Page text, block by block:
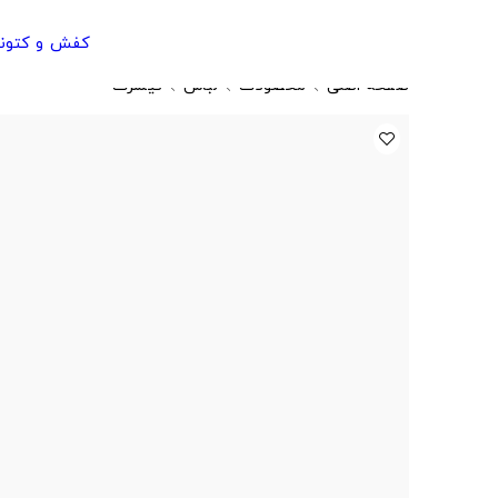
کفش و
صفحه اصلی
محصولات لباس تیشرت